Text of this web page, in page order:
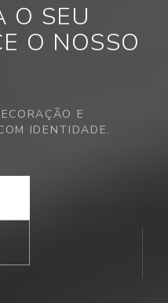
O SEU
O NOSSO
E
IDENTIDADE.